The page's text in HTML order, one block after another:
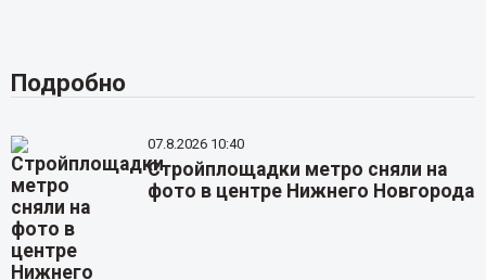
Подробно
07.8.2026 10:40
Стройплощадки метро сняли на
фото в центре Нижнего Новгорода